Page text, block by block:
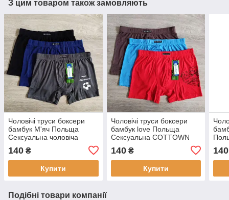
З цим товаром також замовляють
Чоловічі труси боксери
бамбук М'яч Польща
Сексуальна чоловіча
140 ₴
Купити
Чоловічі труси боксери
бамбук love Польща
Сексуальна COTTOWN
140₴
Купити
140
Подібні товари компанії